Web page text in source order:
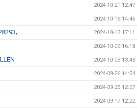
2024-10-21 12:47
2024-10-16 14:46
2024-10-13 17:11
2024-10-09 16:18
2024-10-03 13:43
2024-09-26 14:54
2024-09-25 12:07
2024-09-17 12:22